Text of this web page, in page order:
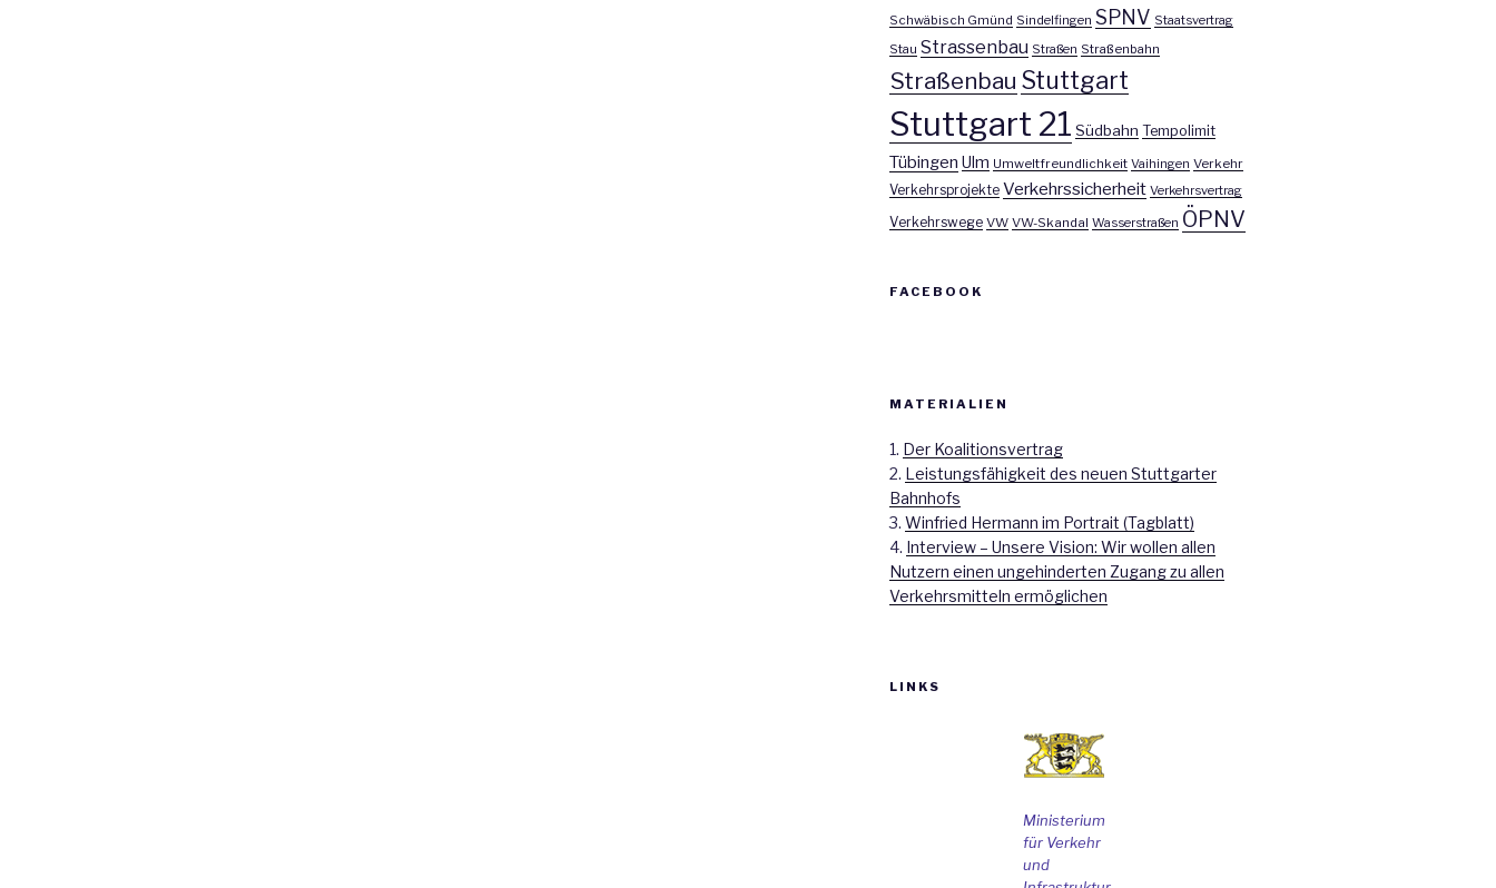
Schwäbisch Gmünd Sindelfingen SPNV Staatsvertrag
Stau Strassenbau Straßen Straßenbahn
Straßenbau Stuttgart
Stuttgart 21 Südbahn Tempolimit
Tübingen Ulm Umweltfreundlichkeit Vaihingen Verkehr
Verkehrsprojekte Verkehrssicherheit Verkehrsvertrag
Verkehrswege VW VW-Skandal Wasserstraßen ÖPNV
FACEBOOK
MATERIALIEN
1. Der Koalitionsvertrag
2. Leistungsfähigkeit des neuen Stuttgarter
Bahnhofs
3. Winfried Hermann im Portrait (Tagblatt)
4. Interview – Unsere Vision: Wir wollen allen
Nutzern einen ungehinderten Zugang zu allen
Verkehrsmitteln ermöglichen
LINKS
Ministerium
für Verkehr
und